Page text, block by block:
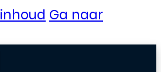
Ga naar